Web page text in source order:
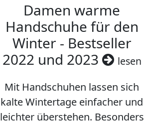
Damen warme
Handschuhe für den
Winter - Bestseller
2022 und 2023
lesen
Mit Handschuhen lassen sich
kalte Wintertage einfacher und
leichter überstehen. Besonders